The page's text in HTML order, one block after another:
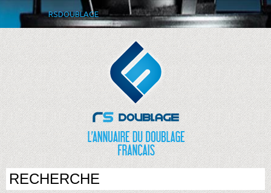
RSDOUBLAGE